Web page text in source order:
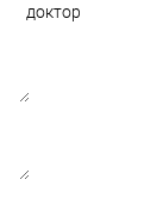
доктор